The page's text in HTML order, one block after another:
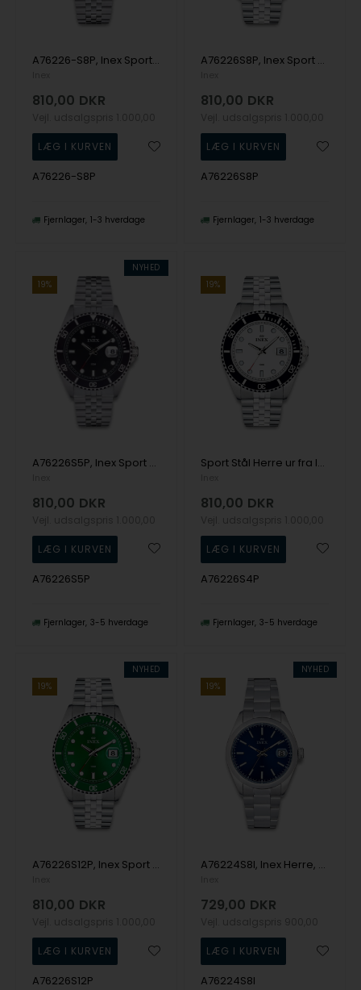
A76226-S8P, Inex Sport Herre, 42mm Quartz Herre m/lænke
810,00 DKR
A76226-S8P
Fjernlager 1-3 hverdage
A76226S8P, Inex Sport Herre, 42mm Quartz Herre m/lænke
810,00 DKR
A76226S8P
Fjernlager 1-3 hverdage
NYHED
19%
A76226S5P, Inex Sport Herre, 42mm Quartz Herre m/lænke
810,00 DKR
A76226S5P
Fjernlager 3-5 hverdage
19%
Sport Stål Herre ur fra Inex, A76226S4P
810,00 DKR
A76226S4P
Fjernlager 3-5 hverdage
NYHED
19%
A76226S12P, Inex Sport Herre, 42mm Quartz Herre m/lænke
810,00 DKR
A76226S12P
NYHED
19%
A76224S8I, Inex Herre, 38mm Quartz Herre m/lænke
729,00 DKR
A76224S8I